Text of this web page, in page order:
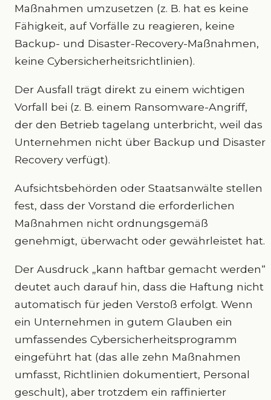
Maßnahmen umzusetzen (z. B. hat es keine
Fähigkeit, auf Vorfälle zu reagieren, keine
Backup- und Disaster-Recovery-Maßnahmen,
keine Cybersicherheitsrichtlinien).
Der Ausfall trägt direkt zu einem wichtigen
Vorfall bei (z. B. einem Ransomware-Angriff,
der den Betrieb tagelang unterbricht, weil das
Unternehmen nicht über Backup und Disaster
Recovery verfügt).
Aufsichtsbehörden oder Staatsanwälte stellen
fest, dass der Vorstand die erforderlichen
Maßnahmen nicht ordnungsgemäß
genehmigt, überwacht oder gewährleistet hat.
Der Ausdruck „kann haftbar gemacht werden“
deutet auch darauf hin, dass die Haftung nicht
automatisch für jeden Verstoß erfolgt. Wenn
ein Unternehmen in gutem Glauben ein
umfassendes Cybersicherheitsprogramm
eingeführt hat (das alle zehn Maßnahmen
umfasst, Richtlinien dokumentiert, Personal
geschult), aber trotzdem ein raffinierter